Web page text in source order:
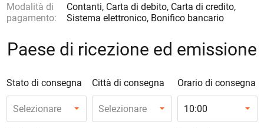
Modalità di
pagamento:
Contanti, Carta di debito, Carta di credito,
Sistema elettronico, Bonifico bancario
Paese di ricezione ed emissione
Stato di consegna Città di consegna Orario di consegna
Selezionare Selezionare 10:00